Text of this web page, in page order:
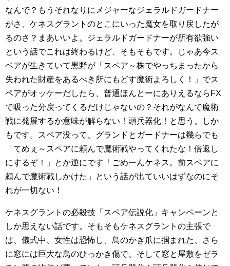
なんで？もうそれなりにメジャーなジェラルドガードナー
がさ、ケネスグラントのとこにいった魔女を取り戻したが
るのさ？まあいいよ。ジェラルドガードナーが所有欲強い
という話でこれは終わるけど、そもそもです。じゃあ今ス
ペアが生きていて黒野が「スペア～株でやっちまったから
失われた財産をあるべき所にもどす魔術よろしく！」でス
ペアがオッケーだしたら、普通ほんとーにありえるならFX
で吸った分戻ってくるだけじゃないの？それがなんで魔術
戦に発展するか意味が解らない！頭兵器化！と思う。しか
もです。スペア没って、グランドとガードナーは幾らでも
「てめぇ～スペアに頼んで魔術戦やってくれたな！倍返し
にするぞ！」とか逆にです「ごめーんケネス。前スペアに
頼んで魔術戦しかけた」という話が出ていいはずなのにそ
れが一切ない！
ケネスグラントの必殺技「スペア伝説化」キャンペーンと
しか思えない話です。そもそもケネスグラントの主張で
は、儀式中、女性は恐怖し、鳥のかぎ爪に掴まれた、さら
に窓には巨大な鳥のひっかき傷で、そして窓と屋敷をゼラ